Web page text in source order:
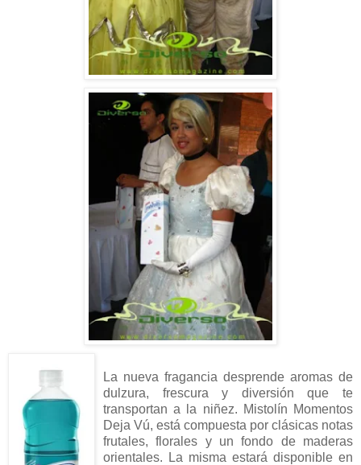
La nueva fragancia desprende aromas de
dulzura, frescura y diversión que te
transportan a la niñez. Mistolín Momentos
Deja Vú, está compuesta por clásicas notas
frutales, florales y un fondo de maderas
orientales. La misma estará disponible en